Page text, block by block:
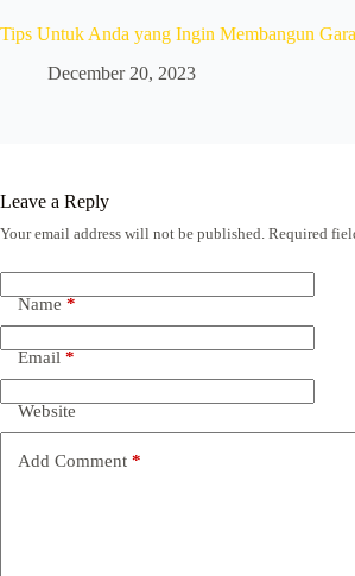
Tips Untuk Anda yang Ingin Membangun
December 20, 2023
Leave a Reply
Your email address will not be published. Required
Name*
Email*
Website
Add Comment *